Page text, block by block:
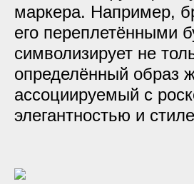
маркера. Например,
его переплетёнными
символизирует не
определённый образ
ассоциируемый с
элегантностью и